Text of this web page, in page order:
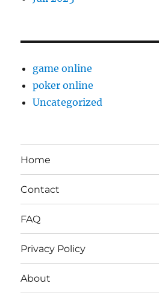
game online
poker online
Uncategorized
Home
Contact
FAQ
Privacy Policy
About